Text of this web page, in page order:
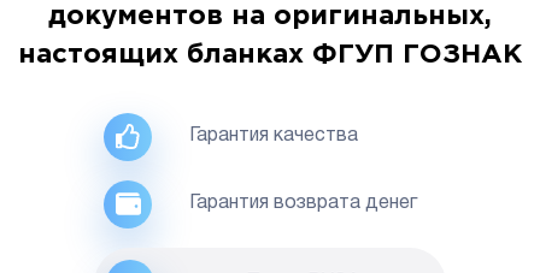
документов на оригинальных,
настоящих бланках ФГУП ГОЗНАК
Гарантия качества
Гарантия возврата денег